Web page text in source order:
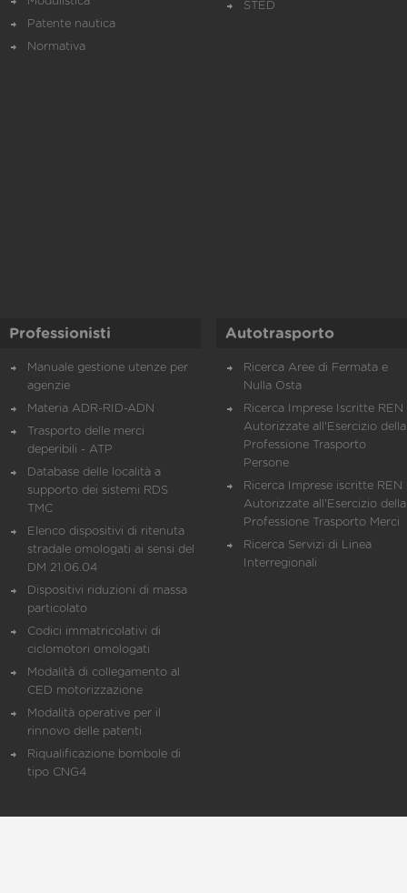
Patente nautica
Normativa
STED
Professionisti
Manuale gestione utenze per
agenzie
Materia ADR-RID-ADN
Trasporto delle merci
deperibili - ATP
Database delle località a
supporto dei sistemi RDS
TMC
Elenco dispositivi di ritenuta
stradale omologati ai sensi del
DM 21.06.04
Dispositivi riduzioni di massa
particolato
Codici immatricolativi di
ciclomotori omologati
Modalità di collegamento al
CED motorizzazione
Modalità operative per il
rinnovo delle patenti
Riqualificazione bombole di
tipo CNG4
Autotrasporto
Ricerca Aree di Fermata e
Nulla Osta
Ricerca Imprese Iscritte REN
Autorizzate all'Esercizio della
Professione Trasporto
Persone
Ricerca Imprese iscritte REN
Autorizzate all'Esercizio della
Professione Trasporto Merci
Ricerca Servizi di Linea
Interregionali